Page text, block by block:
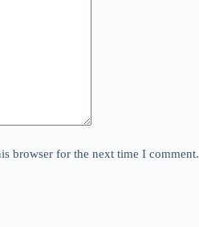
browser for the next time I comment.